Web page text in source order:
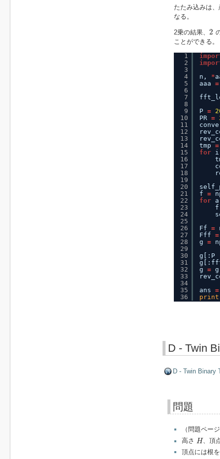
たたみ込みは
なる。
2乗の結果、2
2
ことができる。
1
2
3
4
5
6
7
8
9
10
11
12
13
14
15
16
17
18
19
20
21
22
23
24
25
26
27
28
29
30
31
32
33
34
35
36
n, *
aaa =
P =
PR =
tmp =
for
f =
for
Ff =
Fff =
g =
g[:P
g =
ans =
print
D - Twin
D - Twin Binary
問題
（問題ペー
高さ H
H 、頂
頂点には根